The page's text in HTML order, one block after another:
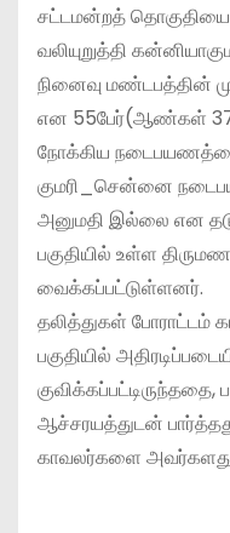
சட்டமன்றத் தொகுதியை
வலியுறுத்தி
நினைவு
என 55பேர்(ஆண்கள்
நோக்கிய
குமரி_சென்னை
அனுமதி இல்லை என
பகுதியில் உள்ள
வைக்கப்பட்டுள்ளனர்.
தலித்துகள் போராட்டம்
பகுதியில்
ஆச்சரயத்துடன்
காவலர்களை அவர்களது